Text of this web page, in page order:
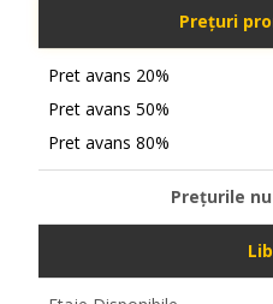
Prețuri
Pret avans 20%
Pret avans 50%
Pret avans 80%
Prețurile